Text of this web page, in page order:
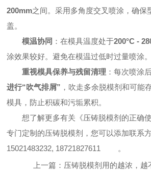
200mm之间。采用多角度交叉喷涂，确保
盖。
模温协同 ：在模具温度处于200°C -
涂效果较好。避免在模温过低时过量喷涂。
重视模具保养与残留清理 ：每次喷涂
进行“吹气排屑” ，吹走多余脱模剂和可能
模具，防止积碳和污垢累积。
想了解更多有关《压铸脱模剂的正确
专门定制的压铸脱模剂，您可以添加联系
15021483232, 18721827611
。
上一篇： 压铸脱模剂用的越浓，越